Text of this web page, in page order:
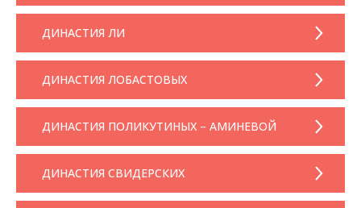
ДИНАСТИЯ ЛИ
ДИНАСТИЯ ЛОБАСТОВЫХ
ДИНАСТИЯ ПОЛИКУТИНЫХ – АМИНЕВОЙ
ДИНАСТИЯ СВИДЕРСКИХ